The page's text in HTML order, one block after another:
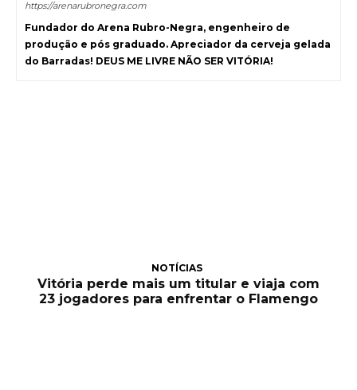
https://arenarubronegra.com
Fundador do Arena Rubro-Negra, engenheiro de
produção e pós graduado. Apreciador da cerveja gelada
do Barradas! DEUS ME LIVRE NÃO SER VITÓRIA!
NOTÍCIAS
Vitória perde mais um titular e viaja com
23 jogadores para enfrentar o Flamengo